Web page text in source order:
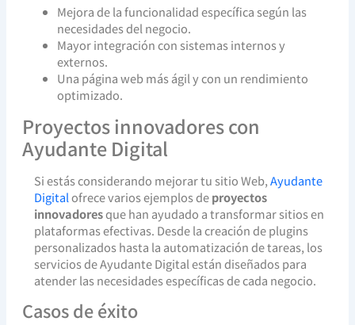
Mejora de la funcionalidad específica según las
necesidades del negocio.
Mayor integración con sistemas internos y
externos.
Una página web más ágil y con un rendimiento
optimizado.
Proyectos innovadores con
Ayudante Digital
Si estás considerando mejorar tu sitio Web,Ayudante
Digitalofrece varios ejemplos deproyectos
innovadoresque han ayudado a transformar sitios en
plataformas efectivas. Desde la creación de plugins
personalizados hasta la automatización de tareas, los
servicios de Ayudante Digital están diseñados para
atender las necesidades específicas de cada negocio.
Casos de éxito